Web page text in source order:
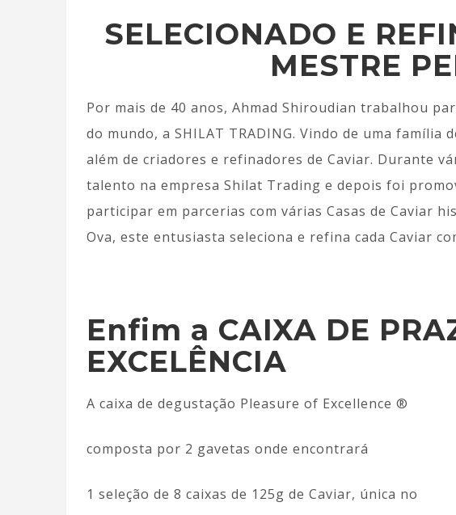
SELECIONADO E
MESTRE
Por mais de 40 anos, Ahmad Shiroudian trabalhou
do mundo, a SHILAT TRADING. Vindo de uma família
além de criadores e refinadores de Caviar. Durante
talento na empresa Shilat Trading e depois foi
participar em parcerias com várias Casas de Caviar
Ova, este entusiasta seleciona e refina cada Caviar
Enfim a CAIXA DE
EXCELÊNCIA
A caixa de degustação Pleasure of Excellence ®
composta por 2 gavetas onde encontrará
1 seleção de 8 caixas de 125g de Caviar, única no